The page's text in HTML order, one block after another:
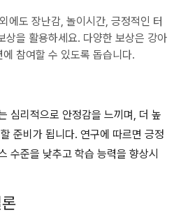
에도 장난감, 놀이시간, 긍정적인 터
상을 활용하세요. 다양한 보상은 강아
참여할 수 있도록 돕습니다.
심리적으로 안정감을 느끼며, 더 높
준비가 됩니다. 연구에 따르면 긍정
수준을 낮추고 학습 능력을 향상시